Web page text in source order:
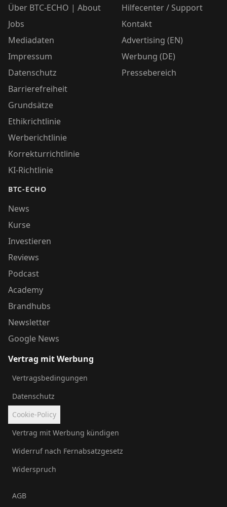
Über BTC-ECHO | About
Jobs
Mediadaten
Impressum
Datenschutz
Barrierefreiheit
Grundsätze
Ethikrichtlinie
Werberichtlinie
Korrekturrichtlinie
KI-Richtlinie
BTC-ECHO
News
Kurse
Investieren
Reviews
Podcast
Academy
Brandhubs
Newsletter
Google News
Hilfecenter / Support
Kontakt
Advertising (EN)
Werbung (DE)
Pressebereich
Vertrag mit Werbung
Vertragsbedingungen
Datenschutz
Cookie-Policy
Vertrag mit Werbung kündigen
Widerruf nach Fernabsatzgesetz
Widerspruch
AGB